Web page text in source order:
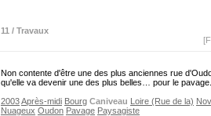
11 / Travaux
Non contente d'être une des plus anciennes rue
qu'elle va devenir une des plus belles… pour le
2003Après-midi Bourg Caniveau Loire (Rue de la)
Nuageux Oudon Pavage Paysagiste